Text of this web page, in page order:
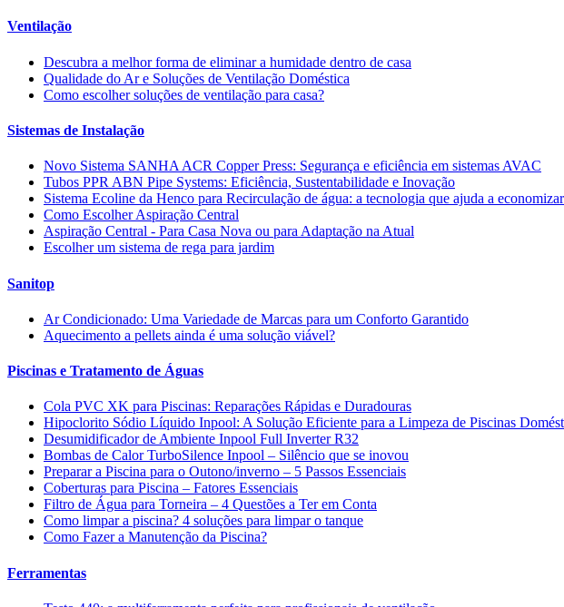
Ventilação
Descubra a melhor forma de eliminar a humidade dentro de casa
Qualidade do Ar e Soluções de Ventilação Doméstica
Como escolher soluções de ventilação para casa?
Sistemas de Instalação
Novo Sistema SANHA ACR Copper Press: Segurança e eficiência em sistemas AVAC
Tubos PPR ABN Pipe Systems: Eficiência, Sustentabilidade e Inovação
Sistema Ecoline da Henco para Recirculação de água: a tecnologia que ajuda a
Como Escolher Aspiração Central
Aspiração Central - Para Casa Nova ou para Adaptação na Atual
Escolher um sistema de rega para jardim
Sanitop
Ar Condicionado: Uma Variedade de Marcas para um Conforto Garantido
Aquecimento a pellets ainda é uma solução viável?
Piscinas e Tratamento de Águas
Cola PVC XK para Piscinas: Reparações Rápidas e Duradouras
Hipoclorito Sódio Líquido Inpool: A Solução Eficiente para a Limpeza de Piscinas
Desumidificador de Ambiente Inpool Full Inverter R32
Bombas de Calor TurboSilence Inpool – Silêncio que se inovou
Preparar a Piscina para o Outono/inverno – 5 Passos Essenciais
Coberturas para Piscina – Fatores Essenciais
Filtro de Água para Torneira – 4 Questões a Ter em Conta
Como limpar a piscina? 4 soluções para limpar o tanque
Como Fazer a Manutenção da Piscina?
Ferramentas